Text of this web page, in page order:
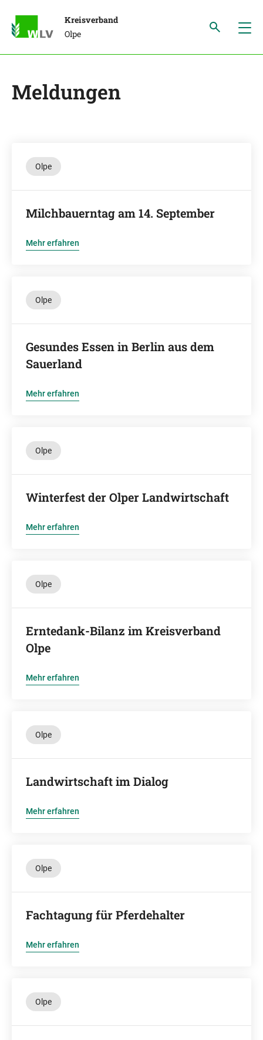
Kreisverband
Olpe
Meldungen
Olpe
Milchbauerntag am 14. September
Mehr erfahren
Olpe
Gesundes Essen in Berlin aus dem
Sauerland
Mehr erfahren
Olpe
Winterfest der Olper Landwirtschaft
Mehr erfahren
Olpe
Erntedank-Bilanz im Kreisverband
Olpe
Mehr erfahren
Olpe
Landwirtschaft im Dialog
Mehr erfahren
Olpe
Fachtagung für Pferdehalter
Mehr erfahren
Olpe